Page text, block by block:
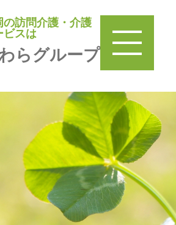
の訪問介護・介護
ビスは
らグループ
静岡の訪問介護・介護サービ
スは
麦わらグループ
＞
麦わら ＞